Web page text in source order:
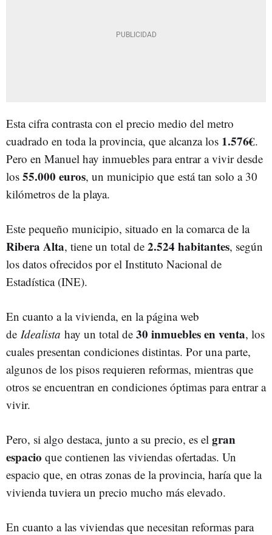
Esta cifra contrasta con el precio medio del metro
cuadrado en toda la provincia, que alcanza los 1.576€.
Pero en Manuel hay inmuebles para entrar a vivir desde
los 55.000 euros, un municipio que está tan solo a 30
kilómetros de la playa.
Este pequeño municipio, situado en la comarca de la
Ribera Alta, tiene un total de 2.524 habitantes, según
los datos ofrecidos por el Instituto Nacional de
Estadística (INE).
En cuanto a la vivienda, en la página web
de Idealista hay un total de 30 inmuebles en venta, los
cuales presentan condiciones distintas. Por una parte,
algunos de los pisos requieren reformas, mientras que
otros se encuentran en condiciones óptimas para entrar a
vivir.
Pero, si algo destaca, junto a su precio, es el gran
espacio que contienen las viviendas ofertadas. Un
espacio que, en otras zonas de la provincia, haría que la
vivienda tuviera un precio mucho más elevado.
En cuanto a las viviendas que necesitan reformas para